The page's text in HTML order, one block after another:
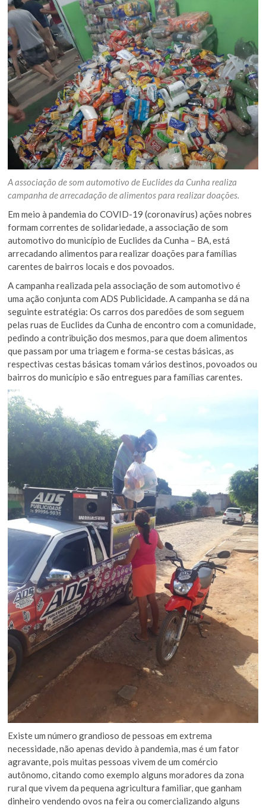
A associação de som automotivo de Euclides da Cunha realiza
campanha de arrecadação de alimentos para realizar doações.
Em meio à pandemia do COVID-19 (coronavírus) ações nobres
formam correntes de solidariedade, a associação de som
automotivo do município de Euclides da Cunha – BA, está
arrecadando alimentos para realizar doações para famílias
carentes de bairros locais e dos povoados.
A campanha realizada pela associação de som automotivo é
uma ação conjunta com ADS Publicidade. A campanha se dá na
seguinte estratégia: Os carros dos paredões de som seguem
pelas ruas de Euclides da Cunha de encontro com a comunidade,
pedindo a contribuição dos mesmos, para que doem alimentos
que passam por uma triagem e forma-se cestas básicas, as
respectivas cestas básicas tomam vários destinos, povoados ou
bairros do município e são entregues para famílias carentes.
Existe um número grandioso de pessoas em extrema
necessidade, não apenas devido à pandemia, mas é um fator
agravante, pois muitas pessoas vivem de um comércio
autônomo, citando como exemplo alguns moradores da zona
rural que vivem da pequena agricultura familiar, que ganham
dinheiro vendendo ovos na feira ou comercializando alguns